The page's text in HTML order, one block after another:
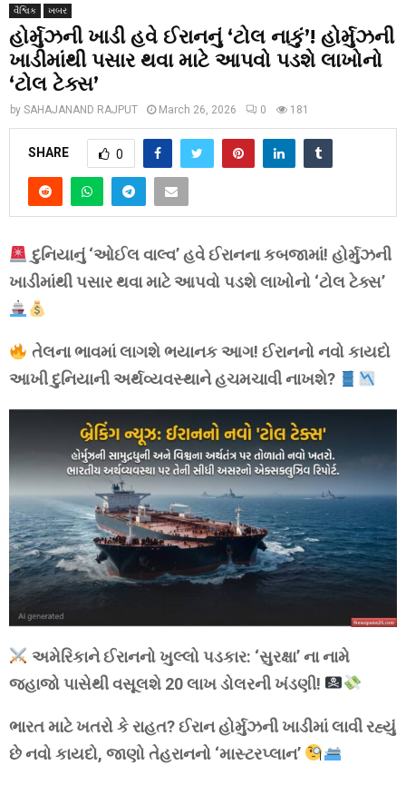
વૈશ્વિક ખબર
હોર્મુઝની ખાડી હવે ઈરાનનું ‘ટોલ નાકું’! હોર્મુઝની
ખાડીમાંથી પસાર થવા માટે આપવો પડશે લાખોનો
‘ટોલ ટેક્સ’
by SAHAJANAND RAJPUT March 26, 2026 0 181
SHARE 0
દુનિયાનું ‘ઓઈલ વાલ્વ’ હવે ઈરાનના કબજામાં! હોર્મુઝની
ખાડીમાંથી પસાર થવા માટે આપવો પડશે લાખોનો ‘ટોલ ટેક્સ’
તેલના ભાવમાં લાગશે ભયાનક આગ! ઈરાનનો નવો કાયદો
આખી દુનિયાની અર્થવ્યવસ્થાને હચમચાવી નાખશે?
અમેરિકાને ઈરાનનો ખુલ્લો પડકાર: ‘સુરક્ષા’ ના નામે
જહાજો પાસેથી વસૂલશે 20 લાખ ડોલરની ખંડણી!
ભારત માટે ખતરો કે રાહત? ઈરાન હોર્મુઝની ખાડીમાં લાવી રહ્યું
છે નવો કાયદો, જાણો તેહરાનનો ‘માસ્ટરપ્લાન’